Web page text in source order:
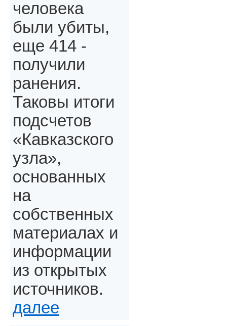
человека
были убиты,
еще 414 -
получили
ранения.
Таковы итоги
подсчетов
«Кавказского
узла»,
основанных
на
собственных
материалах и
информации
из открытых
источников.
далее